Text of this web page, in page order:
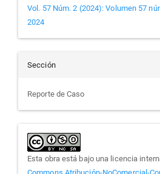
Vol. 57 Núm. 2 (2024): Volumen 57
2024
Sección
Reporte de Caso
Esta obra está bajo una licencia